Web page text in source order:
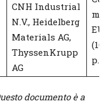
CNH Industrial
N.V., Heidelberg
Materials AG,
ThyssenKrupp
AG
p.a.)
documento è a